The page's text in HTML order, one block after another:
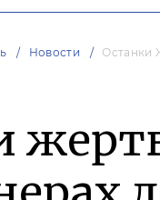
Новости Останки